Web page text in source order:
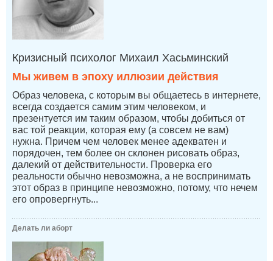
Кризисный психолог Михаил Хасьминский
Мы живем в эпоху иллюзии действия
Образ человека, с которым вы общаетесь в интернете,
всегда создается самим этим человеком, и
презентуется им таким образом, чтобы добиться от
вас той реакции, которая ему (а совсем не вам)
нужна. Причем чем человек менее адекватен и
порядочен, тем более он склонен рисовать образ,
далекий от действительности. Проверка его
реальности обычно невозможна, а не воспринимать
этот образ в принципе невозможно, потому, что нечем
его опровергнуть...
Делать ли аборт